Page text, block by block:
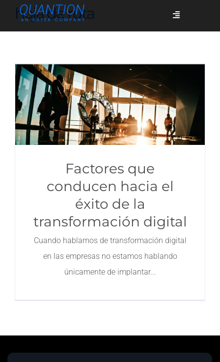
Toggle
Quiénes somos
Casos de éxito
Contacto
hoja de ruta
Factores que
conducen hacia el
éxito de la
transformación digital
Cuando hablamos de transformación digital
en las empresas no estamos hablando
únicamente de implantar